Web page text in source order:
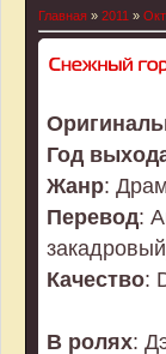
Главная » 2011 »
Год
Жанр:
Перевод:
Качество:
В ролях: